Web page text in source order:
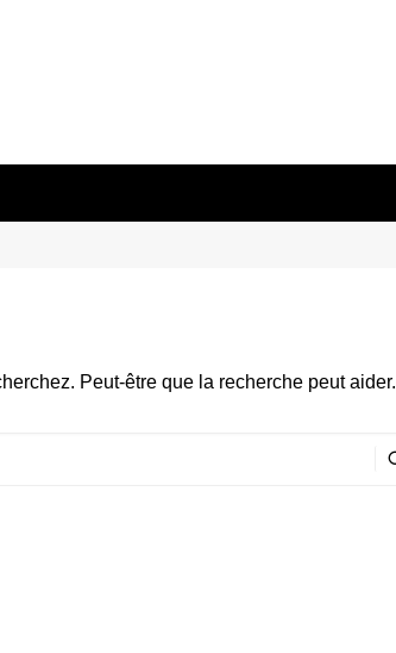
Peut-être que la recherche peut aider.